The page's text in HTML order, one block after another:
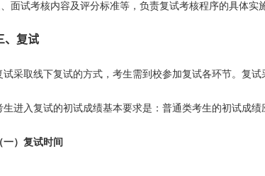
面试考核内容及评分标准等，负责复试考核程序的具体实
、复试
试采取线下复试的方式，考生需到校参加复试各环节。复
生进入复试的初试成绩基本要求是：普通类考生的初试成绩
一）复试时间